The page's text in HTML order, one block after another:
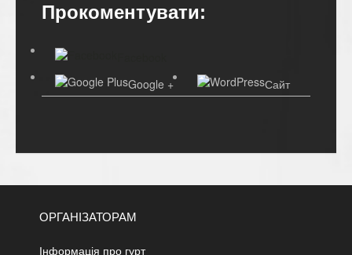
Прокоментувати:
Google +
Сайт
ОРГАНІЗАТОРАМ
Інформація про гурт